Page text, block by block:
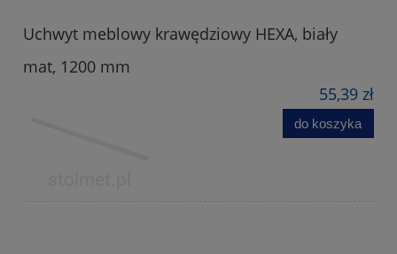
Uchwyt meblowy krawędziowy HEXA, biały
mat, 1200 mm
55,39 zł
do koszyka